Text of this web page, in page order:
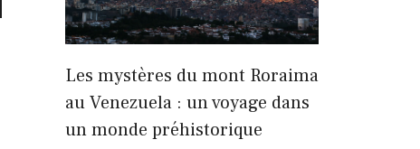
Les mystères du mont Roraima
au Venezuela : un voyage dans
un monde préhistorique